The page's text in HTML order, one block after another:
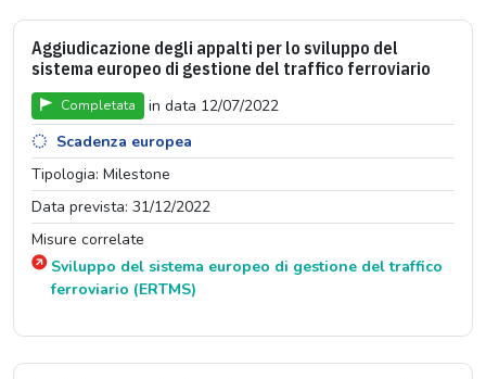
Aggiudicazione degli appalti per lo sviluppo del
sistema europeo di gestione del traffico ferroviario
Completata
in data 12/07/2022
Scadenza europea
Tipologia: Milestone
Data prevista: 31/12/2022
Misure correlate
Sviluppo del sistema europeo di gestione del traffico
ferroviario (ERTMS)